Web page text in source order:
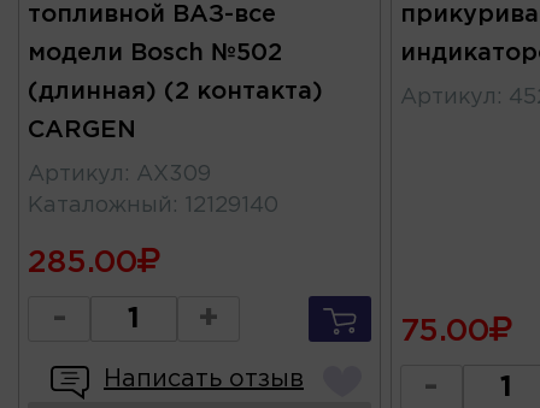
топливной ВАЗ-все
модели Bosch №502
(длинная) (2 контакта)
CARGEN
Артикул : AX309
Каталожный : 12129140
285.00
- +
Написать отзыв
Артикул :
75.00
-